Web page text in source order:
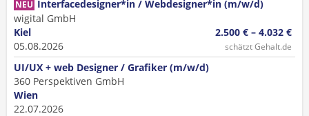
NEU Interfacedesigner*in / Webdesigner*in (m/w/d)
wigital GmbH
Kiel
05.08.2026
2.500 € – 4.032 €
schätzt Gehalt.de
UI/UX + web Designer / Grafiker (m/w/d)
360 Perspektiven GmbH
Wien
22.07.2026